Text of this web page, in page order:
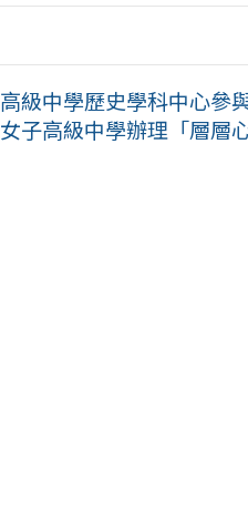
級中學歷史學科中心參
子高級中學辦理「層層